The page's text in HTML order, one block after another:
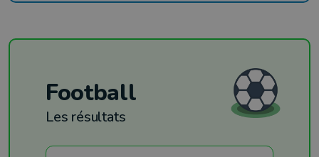
Football
Les résultats